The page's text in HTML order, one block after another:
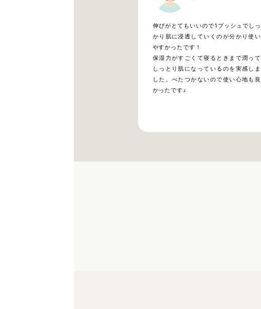
伸びがとてもいいので1プッシュでしっ
かり肌に浸透していくのが分かり使い
やすかったです！
保湿力がすごくて寝るときまで潤って
しっとり肌になっているのを実感しま
した。べたつかないので使い心地も良
かったです♪